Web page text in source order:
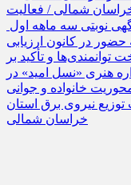
خراسان شمالی / فعالیت
نوبتی سه ماهه اول
حضور در کانون ارزیابی
و تأکید بر
هنری «نسل امید» در
خانواده و جوانی
نیروی برق استان
خراسان شمالی